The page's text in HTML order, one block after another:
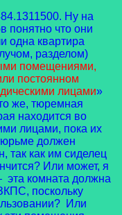
Ну на
понятно что они
одна квартира
разделом)
помещениями,
постоянном
лицами»
же, тюремная
находится во
лицами, пока их
должен
как им сиделец
Или может, я
эта комната должна
поскольку
Или